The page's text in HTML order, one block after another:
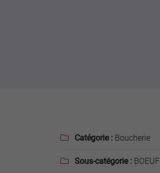
 Catégorie : Boucherie
 Sous-catégorie : BOEUF